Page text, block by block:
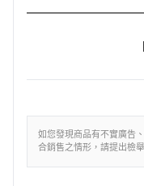
如您發現商品有不實廣告
合銷售之情形，請提出檢舉